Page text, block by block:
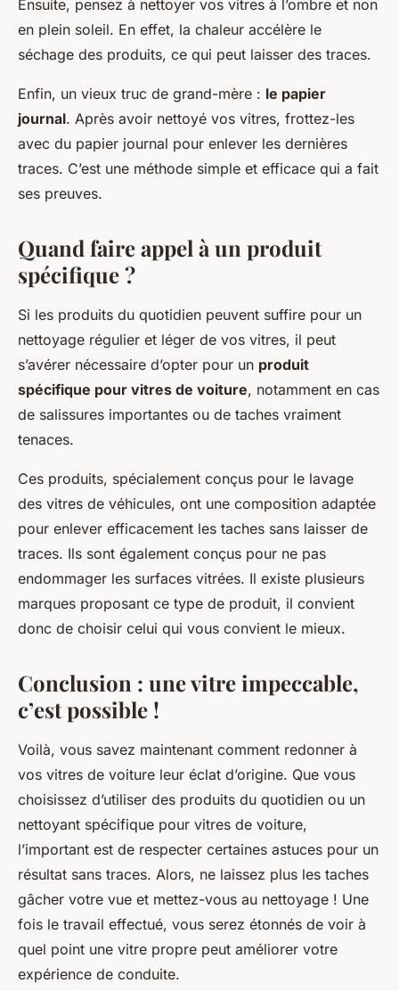
Ensuite, pensez à nettoyer vos vitres à l’ombre et non
en plein soleil. En effet, la chaleur accélère le
séchage des produits, ce qui peut laisser des traces.
Enfin, un vieux truc de grand-mère : le papier
journal. Après avoir nettoyé vos vitres, frottez-les
avec du papier journal pour enlever les dernières
traces. C’est une méthode simple et efficace qui a fait
ses preuves.
Quand faire appel à un produit
spécifique ?
Si les produits du quotidien peuvent suffire pour un
nettoyage régulier et léger de vos vitres, il peut
s’avérer nécessaire d’opter pour un produit
spécifique pour vitres de voiture, notamment en cas
de salissures importantes ou de taches vraiment
tenaces.
Ces produits, spécialement conçus pour le lavage
des vitres de véhicules, ont une composition adaptée
pour enlever efficacement les taches sans laisser de
traces. Ils sont également conçus pour ne pas
endommager les surfaces vitrées. Il existe plusieurs
marques proposant ce type de produit, il convient
donc de choisir celui qui vous convient le mieux.
Conclusion : une vitre impeccable,
c’est possible !
Voilà, vous savez maintenant comment redonner à
vos vitres de voiture leur éclat d’origine. Que vous
choisissez d’utiliser des produits du quotidien ou un
nettoyant spécifique pour vitres de voiture,
l’important est de respecter certaines astuces pour un
résultat sans traces. Alors, ne laissez plus les taches
gâcher votre vue et mettez-vous au nettoyage ! Une
fois le travail effectué, vous serez étonnés de voir à
quel point une vitre propre peut améliorer votre
expérience de conduite.